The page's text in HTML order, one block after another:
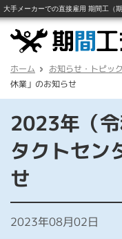
ホーム お知らせ・トピッ
休業」のお知らせ
2023年（
タクトセン
せ
2023年08月02日